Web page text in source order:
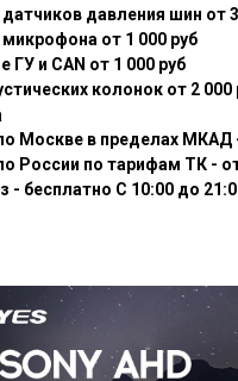
давления шин от
от 1 000 руб
ГУ и CAN от 1 000 руб
колонок от 2 000
Москве в пределах МКАД
России по тарифам ТК -
- бесплатно С 10:00 до